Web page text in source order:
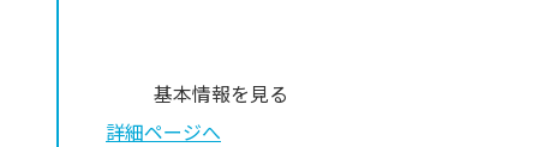
基本情報を見る
詳細ページへ